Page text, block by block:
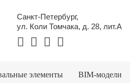
Санкт-Петербург,
ул. Коли Томчака, д. 28, лит.А
элементы BIM-модели